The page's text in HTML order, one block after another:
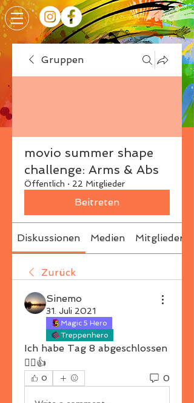
Gruppen
movio summer shape
challenge: Arms & Abs
Öffentlich · 22 Mitglieder
Beitreten
Diskussionen Medien Mitglieder
Zurück
Sinemo
31. Juli 2021
Magic 5 Hero
Treppenhero
Ich habe Tag 8 abgeschlossen
🏋‍♂️👍
0 0